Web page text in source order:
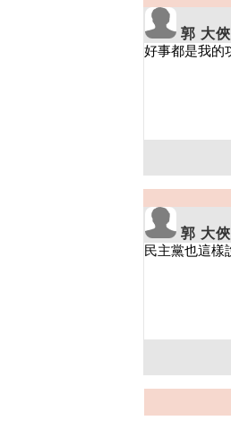
郭 大俠
郭 大俠